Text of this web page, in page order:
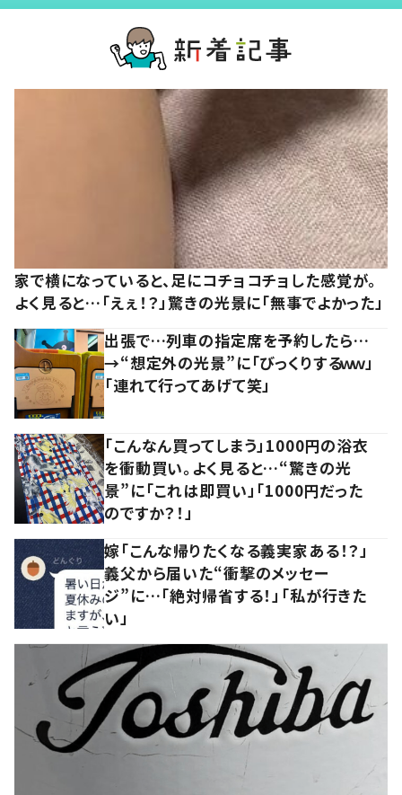
家で横になっていると、足にコチョコチョした感覚が。
よく見ると…「えぇ！？」驚きの光景に「無事でよかった」
出張で…列車の指定席を予約したら…
→“想定外の光景”に「びっくりするｗｗ」
「連れて行ってあげて笑」
「こんなん買ってしまう」1000円の浴衣
を衝動買い。よく見ると…“驚きの光
景”に「これは即買い」「1000円だった
のですか？！」
嫁「こんな帰りたくなる義実家ある！？」
義父から届いた“衝撃のメッセー
ジ”に…「絶対帰省する！」「私が行きた
い」